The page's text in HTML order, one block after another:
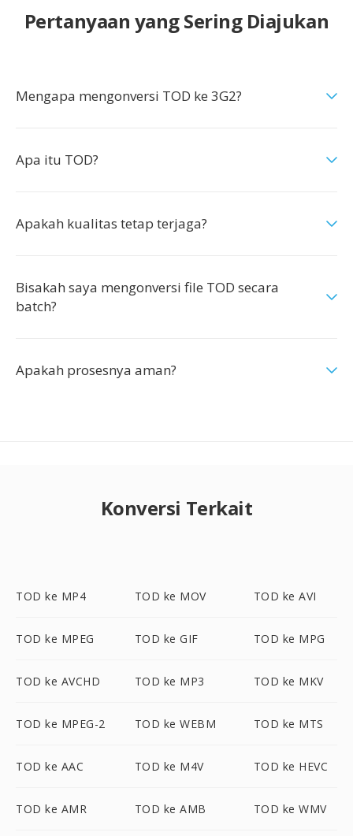
Pertanyaan yang Sering Diajukan
Mengapa mengonversi TOD ke 3G2?
Apa itu TOD?
Apakah kualitas tetap terjaga?
Bisakah saya mengonversi file TOD secara
batch?
Apakah prosesnya aman?
Konversi Terkait
TOD ke MP4 TOD ke MOV TOD ke AVI
TOD ke MPEG TOD ke GIF TOD ke MPG
TOD ke AVCHD TOD ke MP3 TOD ke MKV
TOD ke MPEG-2 TOD ke WEBM TOD ke MTS
TOD ke AAC TOD ke M4V TOD ke HEVC
TOD ke AMR TOD ke AMB TOD ke WMV